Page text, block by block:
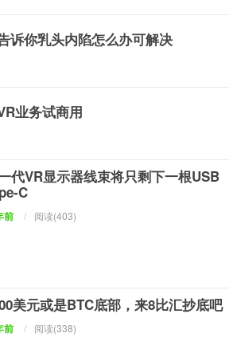
诉你乳头内陷怎么办可解决
业务试商用
代VR显示器线束将只剩下一根USB
C
前 / 阅读(403)
美元或是BTC底部，来8比汇抄底吧
前 / 阅读(338)